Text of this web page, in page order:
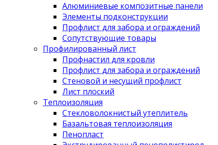
Алюминиевые композитные панели
Элементы подконструкции
Профлист для забора и ограждений
Сопутствующие товары
Профилированный лист
Профнастил для кровли
Профлист для забора и ограждений
Стеновой и несущий профлист
Лист плоский
Теплоизоляция
Стекловолокнистый утеплитель
Базальтовая теплоизоляция
Пенопласт